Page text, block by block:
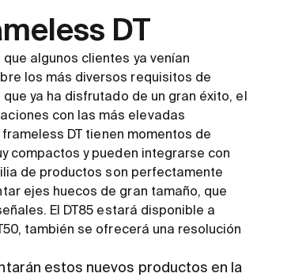
DT
algunos clientes ya venían
los más diversos requisitos de
ya ha disfrutado de un gran éxito, el
con las más elevadas
DT tienen momentos de
compactos y pueden integrarse con
de productos son perfectamente
ejes huecos de gran tamaño, que
El DT85 estará disponible a
también se ofrecerá una resolución
estos nuevos productos en la